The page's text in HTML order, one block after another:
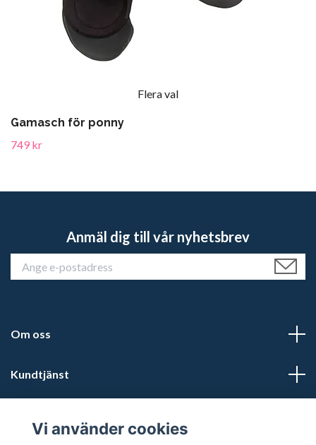
Flera val
Gamasch för ponny
749 kr
Anmäl dig till vår nyhetsbrev
Om oss
Kundtjänst
Vi använder cookies